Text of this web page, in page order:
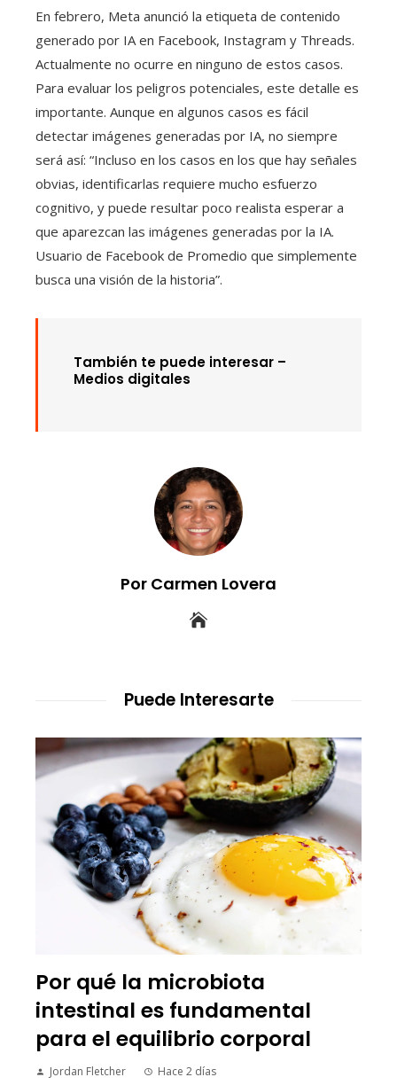
En febrero, Meta anunció la etiqueta de contenido
generado por IA en Facebook, Instagram y Threads.
Actualmente no ocurre en ninguno de estos casos.
Para evaluar los peligros potenciales, este detalle es
importante. Aunque en algunos casos es fácil
detectar imágenes generadas por IA, no siempre
será así: “Incluso en los casos en los que hay señales
obvias, identificarlas requiere mucho esfuerzo
cognitivo, y puede resultar poco realista esperar a
que aparezcan las imágenes generadas por la IA.
Usuario de Facebook de Promedio que simplemente
busca una visión de la historia”.
También te puede interesar –
Medios digitales
Por Carmen Lovera
Puede Interesarte
Por qué la microbiota
intestinal es fundamental
para el equilibrio corporal
Jordan Fletcher Hace 2 días